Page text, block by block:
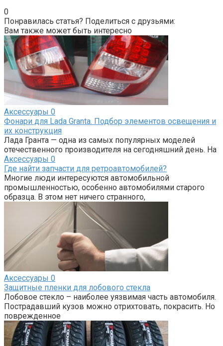
0
Понравилась статья? Поделиться с друзьями:
Вам также может быть интересно
Аксессуары 0
Фонари для Lada Granta. Подбор элементов освещения и
их конструкция
Лада Гранта — одна из самых популярных моделей
отечественного производителя на сегодняшний день. На
Аксессуары 0
Где найти запчасти для ретроавтомобилей?
Многие люди интересуются автомобильной
промышленностью, особенно автомобилями старого
образца. В этом нет ничего странного,
Аксессуары 0
Защитные пленки для лобового стекла
Лобовое стекло – наиболее уязвимая часть автомобиля.
Пострадавший кузов можно отрихтовать, покрасить. Но
поврежденное